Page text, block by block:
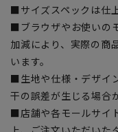
■サイズスペックは仕
■ブラウザやお使いの
加減により、実際の商
います。
■生地や仕様・デザイ
干の誤差が生じる場合
■店舗や各モールサイ